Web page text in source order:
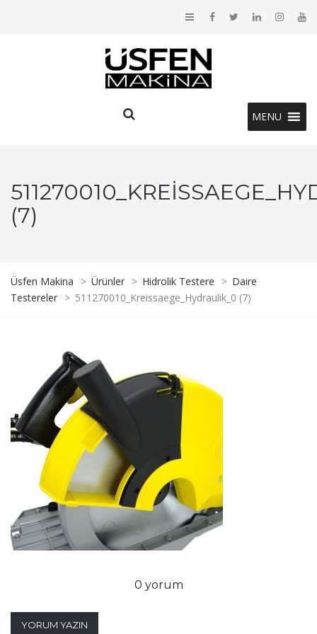
MENU
(7)
Üsfen Makina > Ürünler > Hidrolik Testere > Daire
Testereler > 511270010_Kreissaege_Hydraulik_0 (7)
0 yorum
YORUM YAZIN